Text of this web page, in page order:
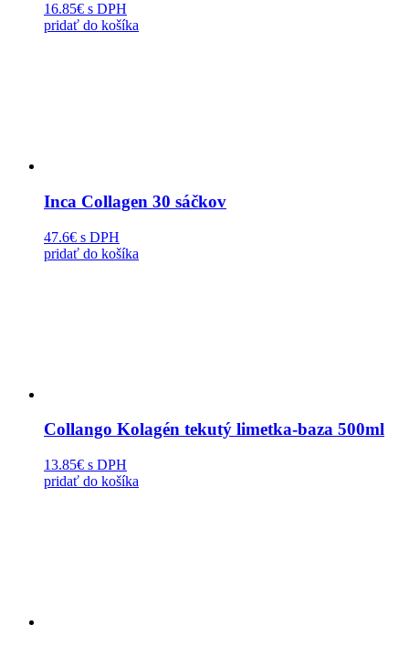
16.85€ s DPH
pridať do košíka
Inca Collagen 30 sáčkov
47.6€ s DPH
pridať do košíka
Collango Kolagén tekutý limetka-baza 500ml
13.85€ s DPH
pridať do košíka